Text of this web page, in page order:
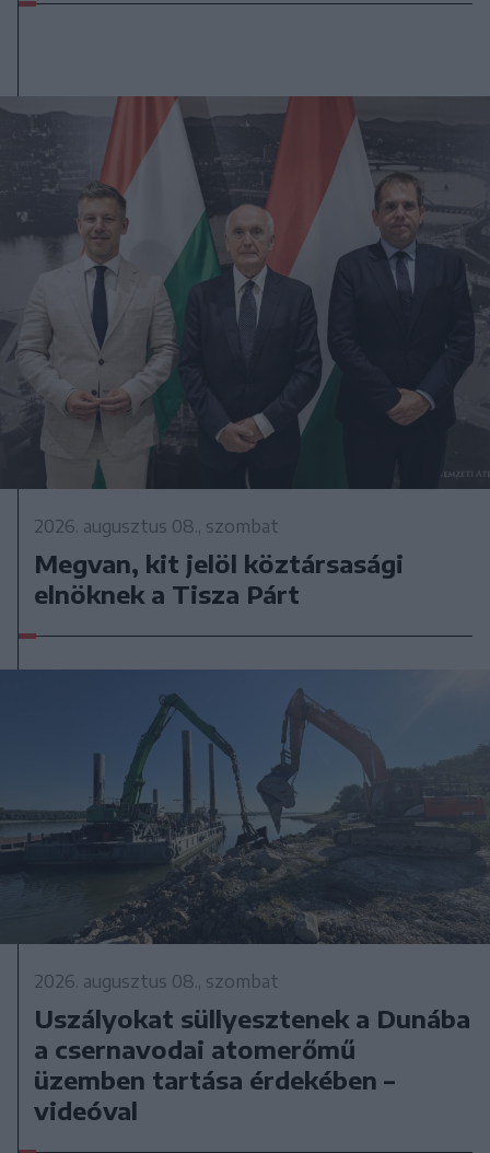
2026. augusztus 08., szombat
Megvan, kit jelöl köztársasági
elnöknek a Tisza Párt
2026. augusztus 08., szombat
Uszályokat süllyesztenek a Dunába
a csernavodai atomerőmű
üzemben tartása érdekében –
videóval